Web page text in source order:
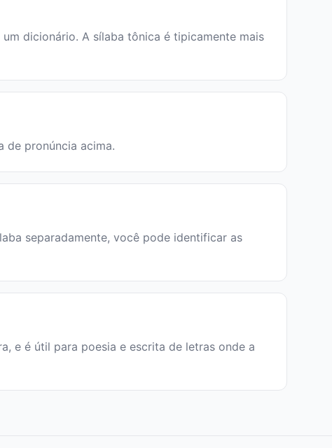
dicionário. A sílaba tônica é tipicamente mais
de pronúncia acima.
separadamente, você pode identificar as
e é útil para poesia e escrita de letras onde a